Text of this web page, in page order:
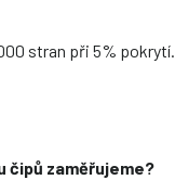
stran při 5% pokrytí.
čipů zaměřujeme?